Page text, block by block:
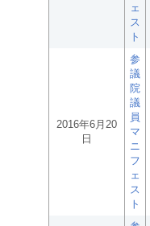
ェ
ス
ト
2016年6月20
日
参
議
院
議
員
マ
ニ
フ
ェ
ス
ト